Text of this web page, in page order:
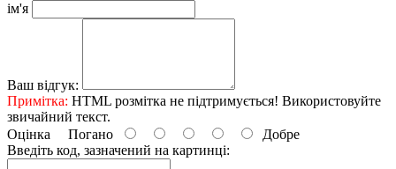
ім'я
Ваш відгук:
Примітка: HTML розмітка не підтримується! Використовуйте
звичайний текст.
Оцінка Погано
Добре
Введіть код, зазначений на картинці: